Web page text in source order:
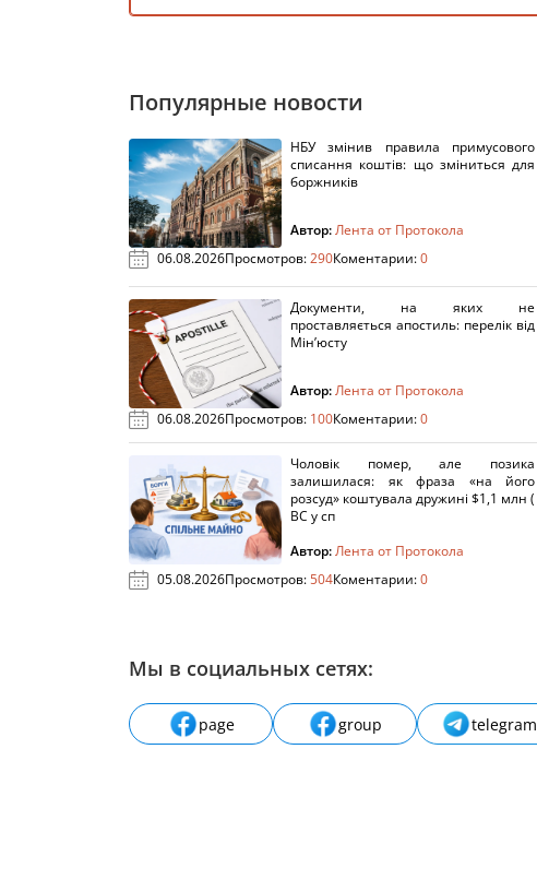
Популярные новости
НБУ змінив правила примусового
списання коштів: що зміниться для
боржників
Автор:Лента от Протокола
06.08.2026Просмотров:290Коментарии:0
Документи, на яких не
проставляється апостиль: перелік від
Мін’юсту
Автор:Лента от Протокола
06.08.2026Просмотров: 100Коментарии:0
Чоловік помер, але позика
залишилася: як фраза «на його
розсуд» коштувала дружині $1,1 млн (
ВС у сп
Автор:Лента от Протокола
05.08.2026Просмотров:504Коментарии:0
Мы в социальных сетях:
page group telegram